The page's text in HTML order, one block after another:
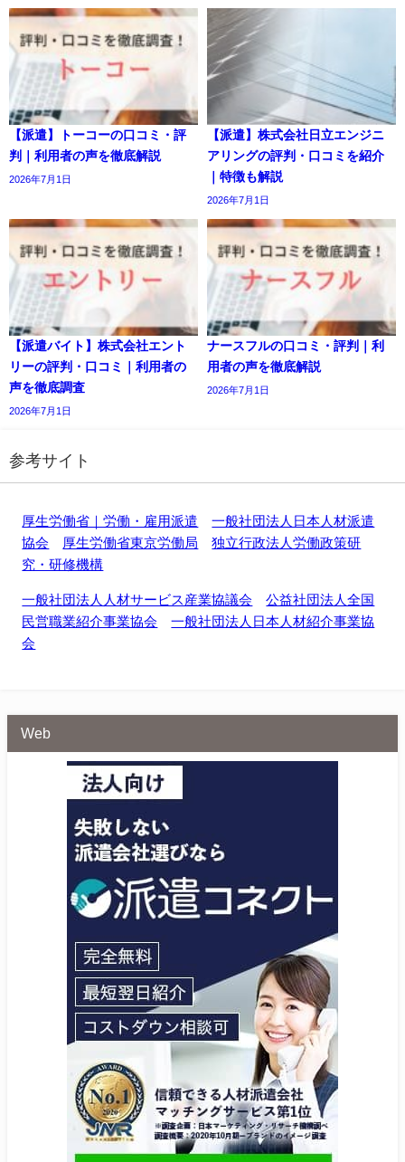
【派遣】トーコーの口コミ・評
判｜利用者の声を徹底解説
2026年7月1日
【派遣】株式会社日立エンジニ
アリングの評判・口コミを紹介
｜特徴も解説
2026年7月1日
【派遣バイト】株式会社エント
リーの評判・口コミ｜利用者の
声を徹底調査
2026年7月1日
ナースフルの口コミ・評判｜利
用者の声を徹底解説
2026年7月1日
参考サイト
厚生労働省｜労働・雇用派遣
一般社団法人日本人材派遣
協会
厚生労働省東京労働局
独立行政法人労働政策研
究・研修機構
一般社団法人人材サービス産業協議会
公益社団法人全国
民営職業紹介事業協会
一般社団法人日本人材紹介事業協
会
Web